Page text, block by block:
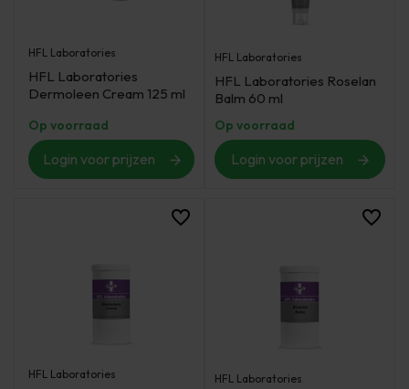
HFL Laboratories
HFL Laboratories
Dermoleen Cream 125 ml
Op voorraad
Login voor prijzen
HFL Laboratories
HFL Laboratories Roselan
Balm 60 ml
Op voorraad
Login voor prijzen
HFL Laboratories HFL Laboratories